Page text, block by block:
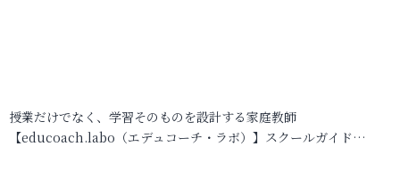
授業だけでなく、学習そのものを設計する家庭教師
【educoach.labo（エデュコーチ・ラボ）】スクールガイド…